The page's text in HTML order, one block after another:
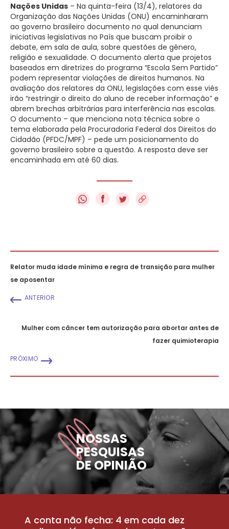
Nações Unidas – Na quinta-feira (13/4), relatores da
Organização das Nações Unidas (ONU) encaminharam
ao governo brasileiro documento no qual denunciam
iniciativas legislativas no País que buscam proibir o
debate, em sala de aula, sobre questões de gênero,
religião e sexualidade. O documento alerta que projetos
baseados em diretrizes do programa “Escola Sem Partido”
podem representar violações de direitos humanos. Na
avaliação dos relatores da ONU, legislações com esse viés
irão “restringir o direito do aluno de receber informação” e
abrem brechas arbitrárias para interferência nas escolas.
O documento – que menciona nota técnica sobre o
tema elaborada pela Procuradoria Federal dos Direitos do
Cidadão (PFDC/MPF) – pede um posicionamento do
governo brasileiro sobre a questão. A resposta deve ser
encaminhada em até 60 dias.
f
Relator muda idade mínima e regra de transição para mulher
se aposentar
ANTERIOR
Mulher com câncer tem autorização para abortar antes de
fazer quimioterapia
PRÓXIMO
NOSSAS
PESQUISAS
DE OPINIÃO
A conta não fecha: 4 em cada dez